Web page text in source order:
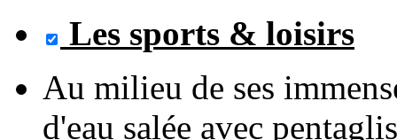
Les sports & loisirs
Au milieu de ses
d'eau salée avec